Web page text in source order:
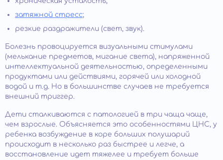
затяжной стресс;
резкие раздражители (свет, звук).
Болезнь провоцируется визуальными стимулами
(мелькание предметов, мигание света), напряженной
интеллектуальной деятельностью, определенными
продуктами или действиями, горячей или холодной
водой и т.д. Но в большинстве случаев не требуется
внешний триггер.
Дети сталкиваются с патологией в три чаща чаще,
чем взрослые. Объясняется это особенностями ЦНС, у
ребенка возбуждение в коре больших полушарий
происходит в несколько раз быстрее и легче, а
восстановление идет тяжелее и требует больше